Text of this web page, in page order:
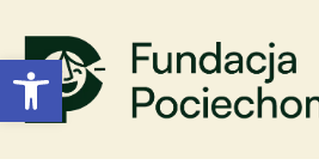
Otwórz pasek narzędzi